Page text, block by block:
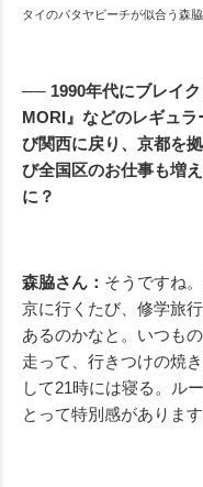
タイのパタヤビーチが似合う森
── 1990年代にブレイ
MORI』などのレギュ
び関西に戻り、京都を
び全国区のお仕事も増
に？
森脇さん： そうですね
京に行くたび、修学旅
あるのかなと。いつも
走って、行きつけの焼
して21時には寝る。ル
とって特別感があります